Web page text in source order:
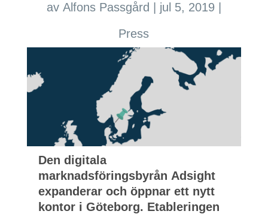
av Alfons Passgård jul 5, 2019
Press
Den digitala
marknadsföringsbyrån Adsight
expanderar och öppnar ett nytt
kontor i Göteborg. Etableringen